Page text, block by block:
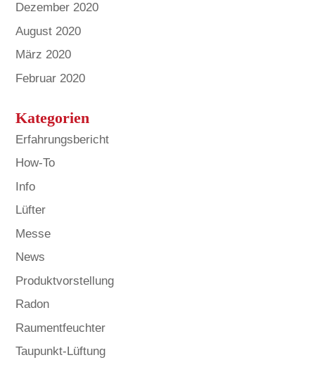
Dezember 2020
August 2020
März 2020
Februar 2020
Kategorien
Erfahrungsbericht
How-To
Info
Lüfter
Messe
News
Produktvorstellung
Radon
Raumentfeuchter
Taupunkt-Lüftung